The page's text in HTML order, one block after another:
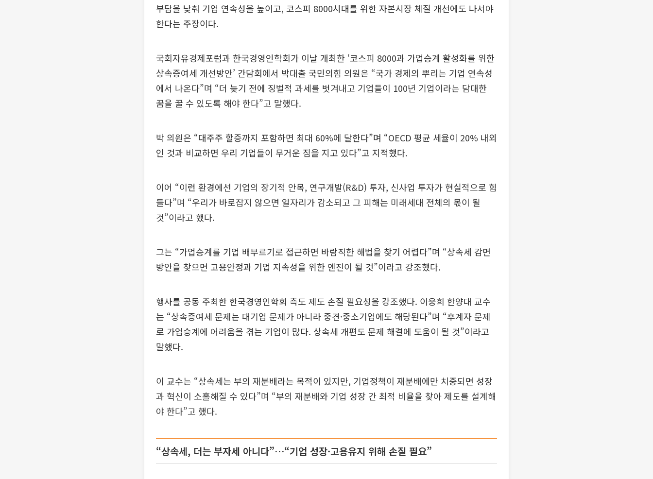
부담을 낮춰 기업 연속성을 높이고, 코스피 8000시대를 위한 자본시장 체질 개선에도 나서야
한다는 주장이다.
국회자유경제포럼과 한국경영인학회가 이날 개최한 ‘코스피 8000과 가업승계 활성화를 위한
상속증여세 개선방안’ 간담회에서 박대출 국민의힘 의원은 “국가 경제의 뿌리는 기업 연속성
에서 나온다”며 “더 늦기 전에 징벌적 과세를 벗겨내고 기업들이 100년 기업이라는 담대한
꿈을 꿀 수 있도록 해야 한다”고 말했다.
박 의원은 “대주주 할증까지 포함하면 최대 60%에 달한다”며 “OECD 평균 세율이 20% 내외
인 것과 비교하면 우리 기업들이 무거운 짐을 지고 있다”고 지적했다.
이어 “이런 환경에선 기업의 장기적 안목, 연구개발(R&D) 투자, 신사업 투자가 현실적으로 힘
들다”며 “우리가 바로잡지 않으면 일자리가 감소되고 그 피해는 미래세대 전체의 몫이 될
것”이라고 했다.
그는 “가업승계를 기업 배부르기로 접근하면 바람직한 해법을 찾기 어렵다”며 “상속세 감면
방안을 찾으면 고용안정과 기업 지속성을 위한 엔진이 될 것”이라고 강조했다.
행사를 공동 주최한 한국경영인학회 측도 제도 손질 필요성을 강조했다. 이웅희 한양대 교수
는 “상속증여세 문제는 대기업 문제가 아니라 중견·중소기업에도 해당된다”며 “후계자 문제
로 가업승계에 어려움을 겪는 기업이 많다. 상속세 개편도 문제 해결에 도움이 될 것”이라고
말했다.
이 교수는 “상속세는 부의 재분배라는 목적이 있지만, 기업정책이 재분배에만 치중되면 성장
과 혁신이 소홀해질 수 있다”며 “부의 재분배와 기업 성장 간 최적 비율을 찾아 제도를 설계해
야 한다”고 했다.
“상속세, 더는 부자세 아니다”…“기업 성장·고용유지 위해 손질 필요”